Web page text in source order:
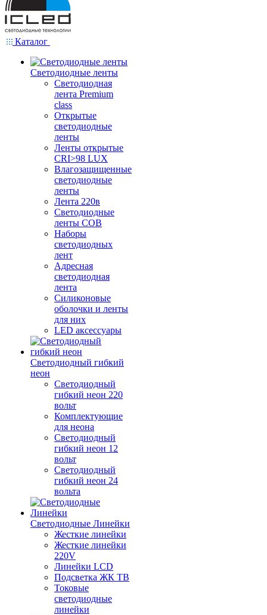
Каталог
Светодиодные ленты
Светодиодная
лента Premium
class
Открытые
светодиодные
ленты
Ленты открытые
CRI>98 LUX
Влагозащищенные
светодиодные
ленты
Лента 220в
Светодиодные
ленты COB
Наборы
светодиодных
лент
Адресная
светодиодная
лента
Силиконовые
оболочки и ленты
для них
LED аксессуары
Светодиодный гибкий
неон
Светодиодный
гибкий неон 220
вольт
Комплектующие
для неона
Светодиодный
гибкий неон 12
вольт
Светодиодный
гибкий неон 24
вольта
Светодиодные Линейки
Жесткие линейки
Жесткие линейки
220V
Линейки LCD
Подсветка ЖК ТВ
Токовые
светодиодные
линейки